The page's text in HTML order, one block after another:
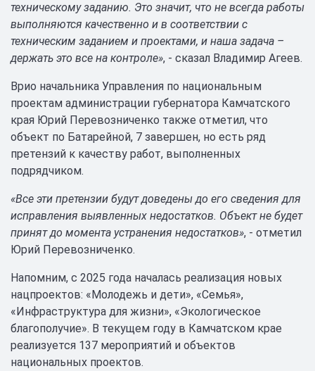
техническому заданию. Это значит, что не всегда работы
выполняются качественно и в соответствии с
техническим заданием и проектами, и наша задача –
держать это все на контроле», - сказал Владимир Агеев.
Врио начальника Управления по национальным
проектам администрации губернатора Камчатского
края Юрий Перевозниченко также отметил, что
объект по Батарейной, 7 завершен, но есть ряд
претензий к качеству работ, выполненных
подрядчиком.
«Все эти претензии будут доведены до его сведения для
исправления выявленных недостатков. Объект не будет
принят до момента устранения недостатков», - отметил
Юрий Перевозниченко.
Напомним, с 2025 года началась реализация новых
нацпроектов: «Молодежь и дети», «Семья»,
«Инфраструктура для жизни», «Экологическое
благополучие». В текущем году в Камчатском крае
реализуется 137 мероприятий и объектов
национальных проектов.